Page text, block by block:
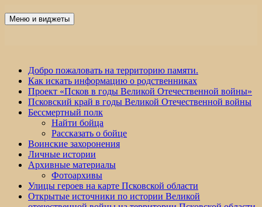
Победа 60
Меню и виджеты
Добро пожаловать на территорию памяти.
Как искать информацию о родственниках
Проект «Псков в годы Великой Отечественной войны»
Псковский край в годы Великой Отечественной войны
Бессмертный полк
Найти бойца
Рассказать о бойце
Воинские захоронения
Личные истории
Архивные материалы
Фотоархивы
Улицы героев на карте Псковской области
Открытые источники по истории Великой